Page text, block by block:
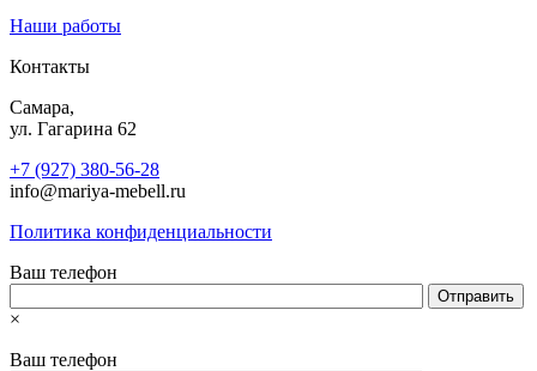
Наши работы
Контакты
Самара,
ул. Гагарина 62
+7 (927) 380-56-28
info@mariya-mebell.ru
Политика конфиденциальности
Ваш телефон
×
Ваш телефон